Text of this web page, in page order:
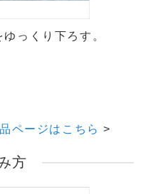
っくり下ろす。
ページはこちら
方